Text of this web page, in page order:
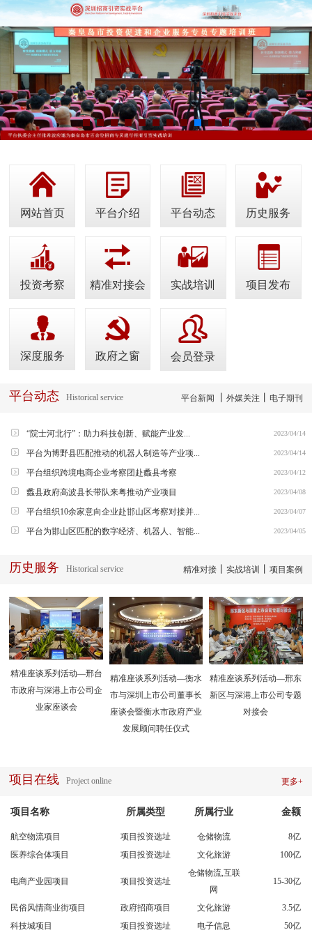
网站首页 平台介绍 平台动态 历史服务
投资考察 精准对接会 实战培训 项目发布
深度服务 政府之窗 会员登录
平台动态Historical service 平台新闻 外媒关注 电子期刊
“院士河北行”：助力科技创新、赋能产业发... 2023/04/14
平台为博野县匹配推动的机器人制造等产业项... 2023/04/14
平台组织跨境电商企业考察团赴蠡县考察 2023/04/12
蠡县政府高波县长带队来粤推动产业项目 2023/04/08
平台组织10余家意向企业赴邯山区考察对接并... 2023/04/07
平台为邯山区匹配的数字经济、机器人、智能... 2023/04/05
历史服务Historical service 精准对接丨 实战培训 项目案例
精准座谈系列活动—邢台
市政府与深港上市公司企
业家座谈会
精准座谈系列活动—衡水
市与深圳上市公司董事长
座谈会暨衡水市政府产业
发展顾问聘任仪式
精准座谈系列活动—邢东
新区与深港上市公司专题
对接会
项目在线Project online 更多+
项目名称 所属类型 所属行业 金额
航空物流项目 项目投资选址 仓储物流
8亿
医养综合体项目
项目投资选址 文化旅游 100亿
电商产业园项目 项目投资选址
仓储物流,互联
网
15-30亿
民俗风情商业街项目 政府招商项目 文化旅游
3.5亿
科技城项目
项目投资选址 电子信息 50亿